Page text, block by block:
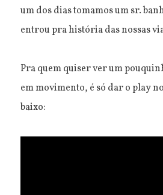
um dos dias tomamos um sr.
entrou pra história das nossas
Pra quem quiser ver um
em movimento, é só dar o play
baixo: